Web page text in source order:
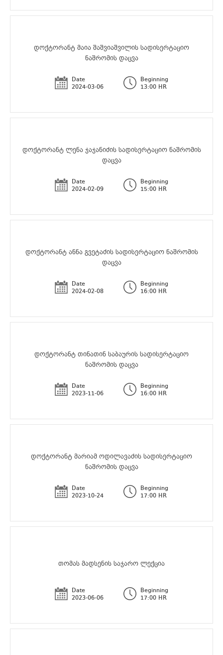
დოქტორანტ მაია შაშვიაშვილის სადისერტაციო
ნაშრომის დაცვა
Date
2024-03-06
Beginning
13:00 HR
დოქტორანტ ლენა ჯაჯანიძის სადისერტაციო ნაშრომის
დაცვა
Date
2024-02-09
Beginning
15:00 HR
დოქტორანტ ანნა გვეტაძის სადისერტაციო ნაშრომის
დაცვა
Date
2024-02-08
Beginning
16:00 HR
დოქტორანტ თინათინ საბაურის სადისერტაციო
ნაშრომის დაცვა
Date
2023-11-06
Beginning
16:00 HR
დოქტორანტ მარიამ ოდილავაძის სადისერტაციო
ნაშრომის დაცვა
Date
2023-10-24
Beginning
17:00 HR
თომას მადსენის საჯარო ლექცია
Date
2023-06-06
Beginning
17:00 HR